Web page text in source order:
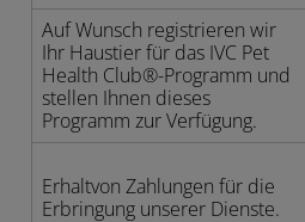
Auf Wunsch registrieren wir
Ihr Haustier für das IVC Pet
Health Club®-Programm und
stellen Ihnen dieses
Programm zur Verfügung.
Erhaltvon Zahlungen für die
Erbringung unserer Dienste.